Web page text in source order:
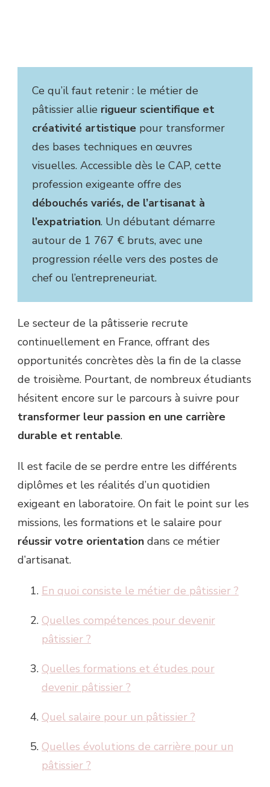
Ce qu’il faut retenir : le métier de
pâtissier allie rigueur scientifique et
créativité artistique pour transformer
des bases techniques en œuvres
visuelles. Accessible dès le CAP, cette
profession exigeante offre des
débouchés variés, de l’artisanat à
l’expatriation. Un débutant démarre
autour de 1 767 € bruts, avec une
progression réelle vers des postes de
chef ou l’entrepreneuriat.
Le secteur de la pâtisserie recrute
continuellement en France, offrant des
opportunités concrètes dès la fin de la classe
de troisième. Pourtant, de nombreux étudiants
hésitent encore sur le parcours à suivre pour
transformer leur passion en une carrière
durable et rentable.
Il est facile de se perdre entre les différents
diplômes et les réalités d’un quotidien
exigeant en laboratoire. On fait le point sur les
missions, les formations et le salaire pour
réussir votre orientation dans ce métier
d’artisanat.
En quoi consiste le métier de pâtissier ?
Quelles compétences pour devenir
pâtissier ?
Quelles formations et études pour
devenir pâtissier ?
Quel salaire pour un pâtissier ?
Quelles évolutions de carrière pour un
pâtissier ?